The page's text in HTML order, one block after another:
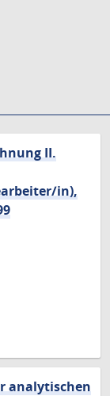
II.
in),
analytischen